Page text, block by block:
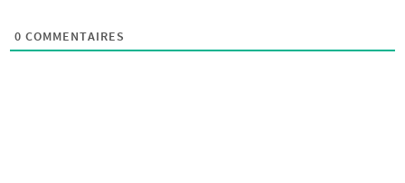
0 COMMENTAIRES